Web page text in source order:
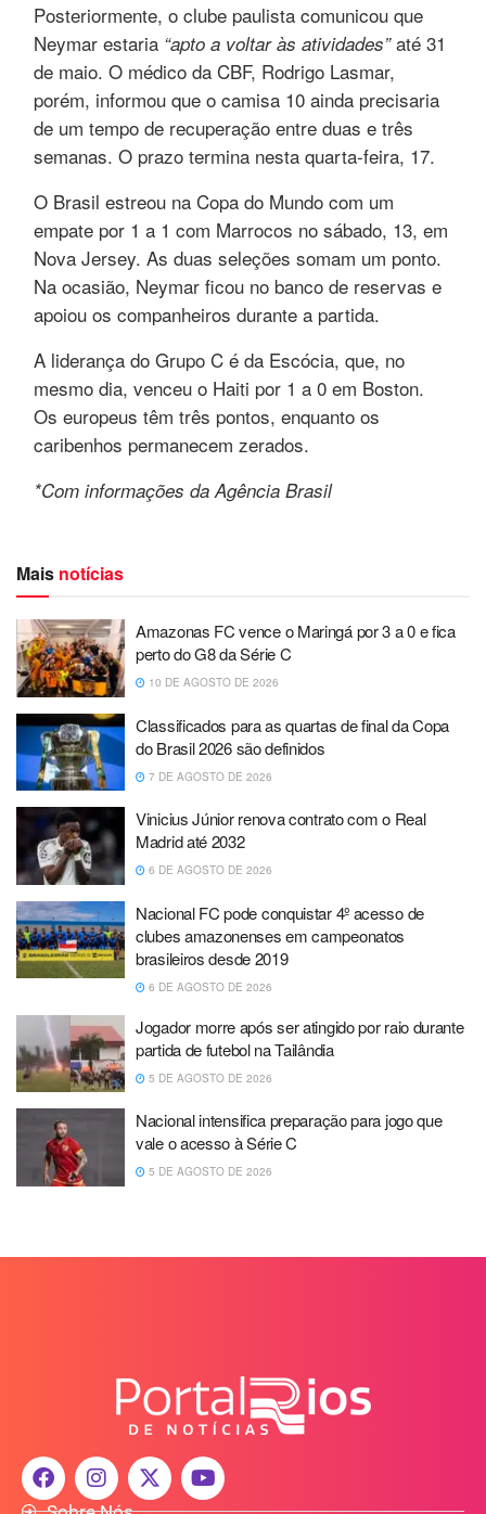
Posteriormente, o clube paulista comunicou que
Neymar estaria “apto a voltar às atividades”até 31
de maio. O médico da CBF, Rodrigo Lasmar,
porém, informou que o camisa 10 ainda precisaria
de um tempo de recuperação entre duas e três
semanas. O prazo termina nesta quarta-feira, 17.
O Brasil estreou na Copa do Mundo com um
empate por 1 a 1 com Marrocos no sábado, 13, em
Nova Jersey. As duas seleções somam um ponto.
Na ocasião, Neymar ficou no banco de reservas e
apoiou os companheiros durante a partida.
A liderança do Grupo C é da Escócia, que, no
mesmo dia, venceu o Haiti por 1 a 0 em Boston.
Os europeus têm três pontos, enquanto os
caribenhos permanecem zerados.
*Com informações da Agência Brasil
Mais notícias
Amazonas FC vence o Maringá por 3 a 0 e fica
perto do G8 da Série C
10 DE AGOSTO DE 2026
Classificados para as quartas de final da Copa
do Brasil 2026 são definidos
7 DE AGOSTO DE 2026
Vinicius Júnior renova contrato com o Real
Madrid até 2032
6 DE AGOSTO DE 2026
Nacional FC pode conquistar 4º acesso de
clubes amazonenses em campeonatos
brasileiros desde 2019
6 DE AGOSTO DE 2026
Jogador morre após ser atingido por raio durante
partida de futebol na Tailândia
5 DE AGOSTO DE 2026
Nacional intensifica preparação para jogo que
vale o acesso à Série C
5 DE AGOSTO DE 2026